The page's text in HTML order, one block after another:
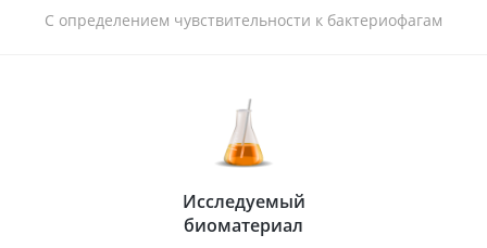
С определением чувствительности к бактериофагам
Исследуемый
биоматериал